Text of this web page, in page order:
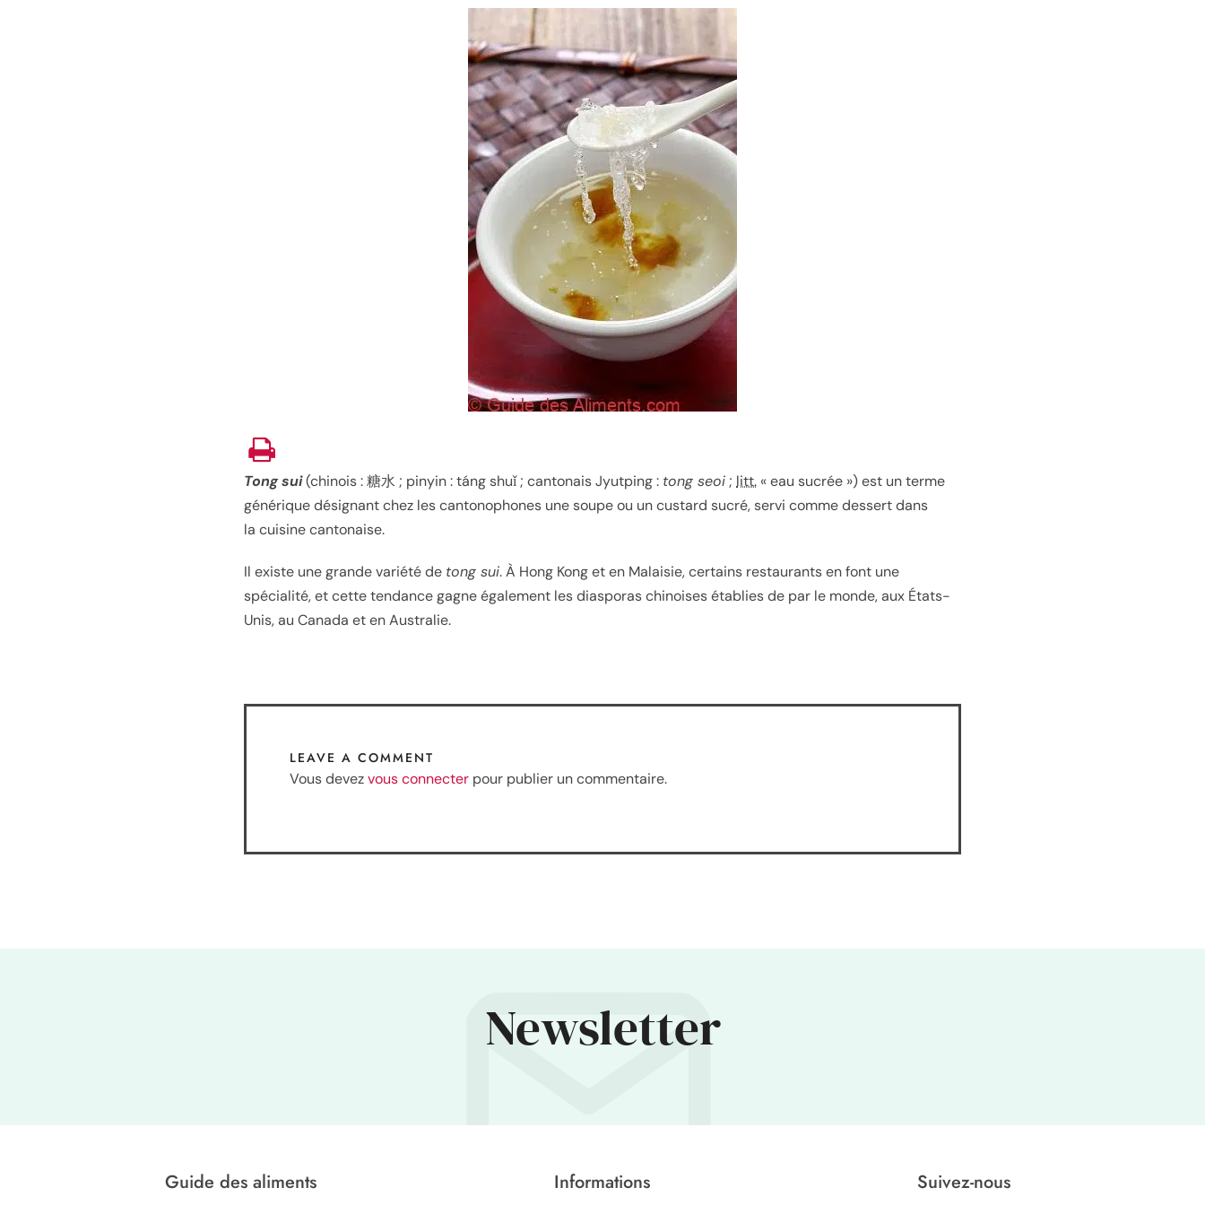
Tong sui(chinois :糖水 ; pinyin :táng shuǐ; cantonais Jyutping : tong seoi ; litt.« eau sucrée ») est un terme
générique désignant chez les cantonophones une soupe ou un custard sucré, servi comme dessert dans
la cuisine cantonaise.
Il existe une grande variété de tong sui. À Hong Kong et en Malaisie, certains restaurants en font une
spécialité, et cette tendance gagne également les diasporas chinoises établies de par le monde, aux États-
Unis, au Canada et en Australie.
LEAVE A COMMENT
Vous devezvous connecter pour publier un commentaire.
Newsletter
Guide des aliments Informations Suivez-nous